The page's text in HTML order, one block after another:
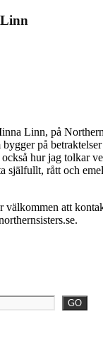
Linn, på
bygger på
hur jag tolkar
själfullt, rått och
välkommen att
GO